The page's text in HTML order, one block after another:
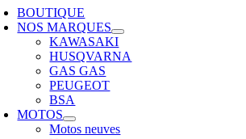
BOUTIQUE
NOS MARQUES
KAWASAKI
HUSQVARNA
GAS GAS
PEUGEOT
BSA
MOTOS
Motos neuves